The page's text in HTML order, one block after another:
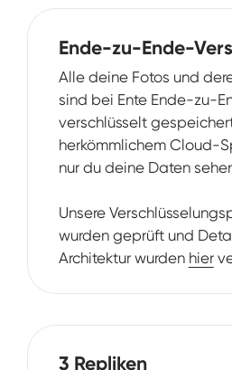
Ende-zu-Ende-
Alle deine Fotos und
sind bei Ente Ende-zu-
verschlüsselt
herkömmlichem Cloud-
nur du deine Daten
Unsere
wurden geprüft und
Architektur wurden hier
3 Repliken